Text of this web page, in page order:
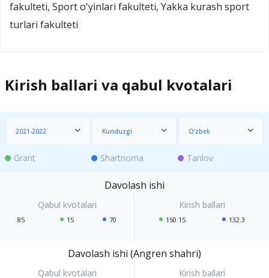
fakulteti, Sport o'yinlari fakulteti, Yakka kurash sport
turlari fakulteti
Kirish ballari va qabul kvotalari
2021-2022 Kunduzgi O‘zbek
Grant Shartnoma Tanlov
Davolash ishi
85 15 70 150.15 132.3
Davolash ishi (Angren shahri)